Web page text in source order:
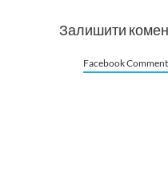
Залишити
Facebook